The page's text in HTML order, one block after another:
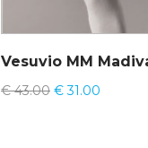
Vesuvio MM
€43.00 €31.00